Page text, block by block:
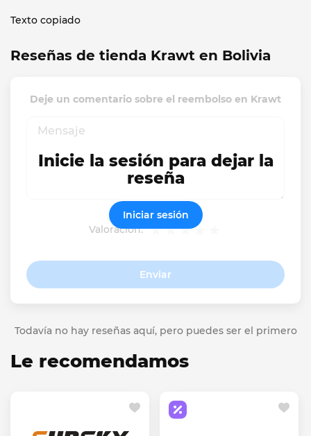
Texto copiado
Reseñas de tienda Krawt en Bolivia
Deje un comentario sobre el reembolso en Krawt
Valoración:
Enviar
Inicie la sesión para dejar la
reseña
Iniciar sesión
Todavía no hay reseñas aquí, pero puedes ser el primero
Le recomendamos